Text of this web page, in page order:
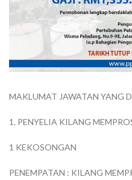
MAKLUMAT JAWATAN YANG
1. PENYELIA KILANG
1 KEKOSONGAN
PENEMPATAN : KILANG